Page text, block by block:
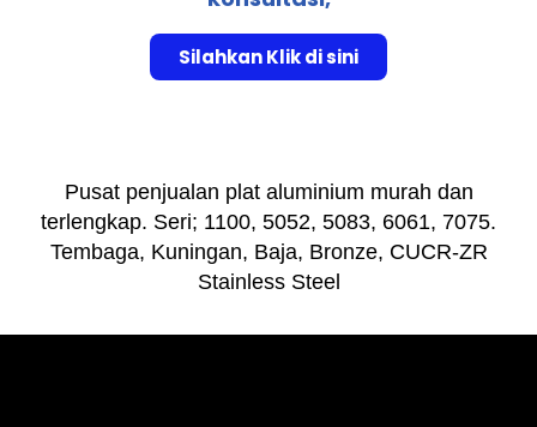
Silahkan Klik di sini
Pusat penjualan plat aluminium murah dan
terlengkap. Seri; 1100, 5052, 5083, 6061, 7075.
Tembaga, Kuningan, Baja, Bronze, CUCR-ZR
Stainless Steel